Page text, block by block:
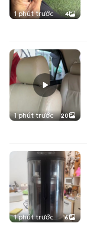
1 phút trước 4
1 phút trước 20
1 phút trước 6